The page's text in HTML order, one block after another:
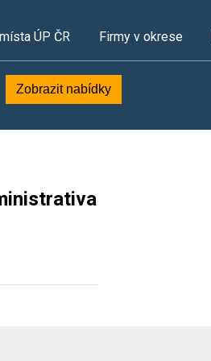
ÚP ČR Firmy v okrese
Zobrazit nabídky